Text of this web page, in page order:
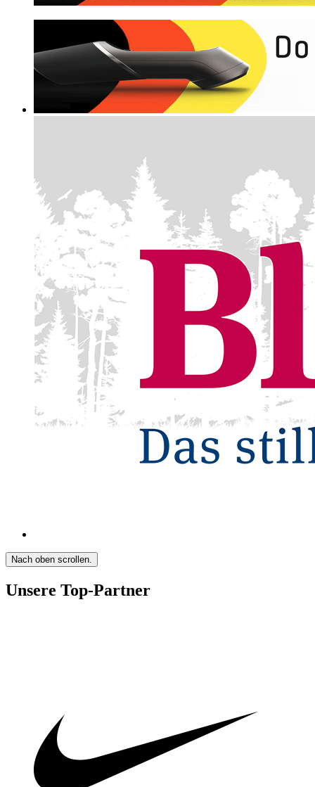
Nach oben scrollen.
Unsere Top-Partner